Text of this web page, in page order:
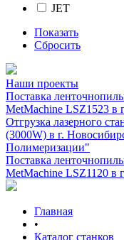
JET
Показать
Сбросить
Наши проекты
Поставка
MetMachine LSZ1523 в
Отгрузка лазерного
(3000W) в г.
Полимеризации"
Поставка
MetMachine LSZ1120 в
Главная
•
Каталог станков